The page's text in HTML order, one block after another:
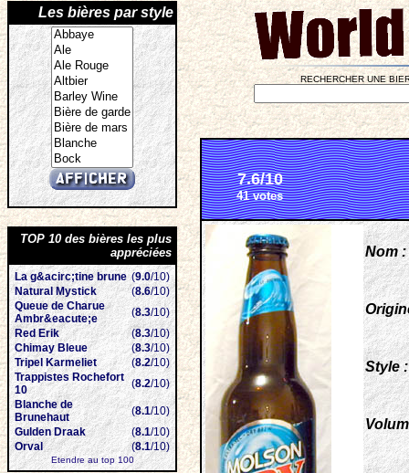
Les bières par style
TOP 10 des bières les plus
appréciées
La g&acirc;tine brune (9.0/10)
Natural Mystick
(8.6/10)
Queue de Charue
Ambr&eacute;e
(8.3/10)
Red Erik
(8.3/10)
Chimay Bleue
(8.3/10)
Tripel Karmeliet
(8.2/10)
Trappistes Rochefort
10
(8.2/10)
Blanche de
Brunehaut
(8.1/10)
Gulden Draak
(8.1/10)
Orval
(8.1/10)
Etendre au top 100
RECHERCHER UNE
7.6/10
41 votes
Nom :
Style :